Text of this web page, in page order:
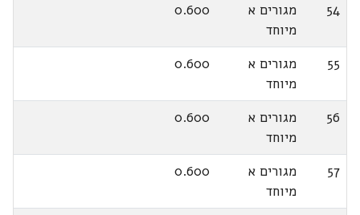
54
מגורים א
מיוחד
0.600
55
מגורים א
מיוחד
0.600
56
מגורים א
מיוחד
0.600
57
מגורים א
מיוחד
0.600